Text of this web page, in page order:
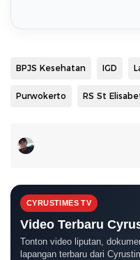
BPJS Kesehatan IGD
Purwokerto
CYRUSTIMES TV
Video Terbaru
Tonton video liputan,
lapangan terbaru dari